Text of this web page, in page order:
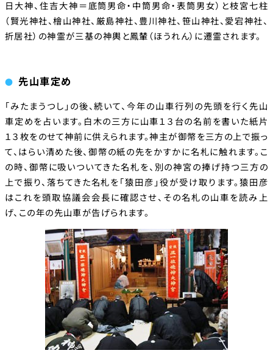
日大神、住吉大神＝底筒男命・中筒男命・表筒男女）と枝宮七柱
（賢光神社、檜山神社、厳島神社、豊川神社、笹山神社、愛宕神社、
折居社）の神霊が三基の神輿と鳳輦（ほうれん）に遷霊されます。
先山車定め
「みたまうつし」の後、続いて、今年の山車行列の先頭を行く先山
車定めを占います。白木の三方に山車１３台の名前を書いた紙片
１３枚をのせて神前に供えられます。神主が御幣を三方の上で振っ
て、はらい清めた後、御幣の紙の先をかすかに名札に触れます。こ
の時、御幣に吸いついてきた名札を、別の神宮の捧げ持つ三方の
上で振り、落ちてきた名札を「猿田彦」役が受け取ります。猿田彦
はこれを頭取協議会会長に確認させ、その名札の山車を読み上
げ、この年の先山車が告げられます。